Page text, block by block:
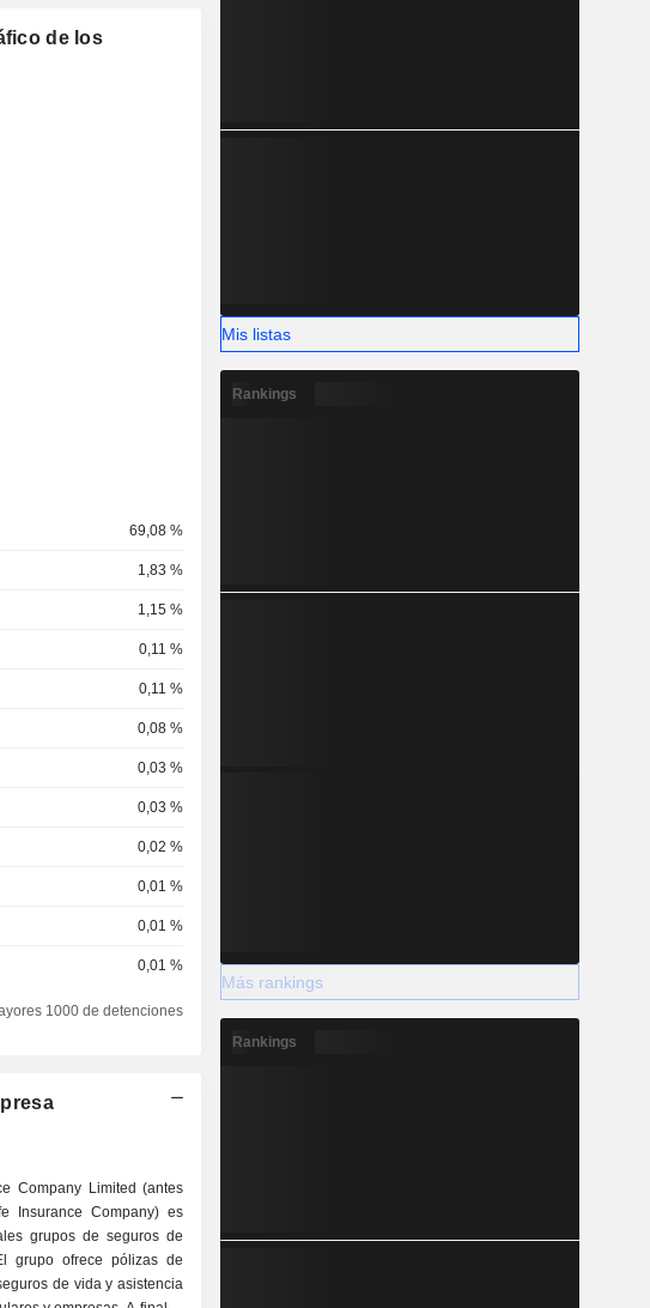
de los
69,08 %
1,83 %
1,15 %
0,11 %
0,11 %
0,08 %
0,03 %
0,03 %
0,02 %
0,01 %
0,01 %
0,01 %
1000 de detenciones
Company Limited (antes
Insurance Company) es
grupos de seguros de
grupo ofrece pólizas de
de vida y asistencia
Mis listas
Rankings
Más rankings
Rankings